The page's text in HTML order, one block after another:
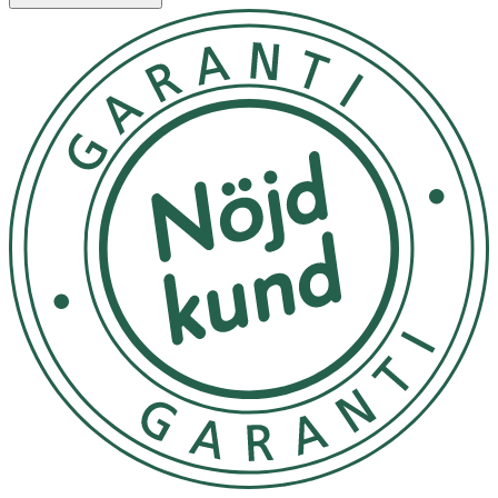
SKADAR TANDPROTESEN 4. Låt ligga i blöt 3 minuter. 3.
Borsta och skölj tandprotesen noga med kallt vatten
innan du använder den. 4. Häll ut lösningen när du är klar
och skölj glaset.
Hålls utom räckhåll för barn och äldre med vårdbehov.
Endast för blötläggning av tandproteser. Svälj inte
produkten. Skadligt vid förtäring. VID FÖRTÄRING: Ring
giftinformationscentralen eller kontakta läkare om du
inte mår bra. Vid behov av medicinsk rådgivning, ha
produktbehållaren eller etiketten till hands. Undvik
kontakt med ögonen. Orsakar allvarlig ögonirritation OM
DU FÅR PRODUKT I ÖGONEN: Skölj försiktigt med vatten
i flera minuter. (Ta ut eventuella kontaktlinser om det går
lätt. Fortsätt skölja. Om ögonirritationen kvarstår, sök
vård.) Orsakar hudirritation. Tvätta händerna noga efter
hantering. Förvaras svalt och torrt.
OK för gravida och ammande: